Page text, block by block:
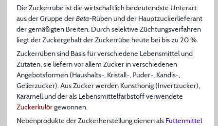
Die Zuckerrübe ist die wirtschaftlich bedeutendste Unterart
aus der Gruppe derBeta-Rüben und der Hauptzuckerlieferant
der gemäßigten Breiten. Durch selektive Züchtungsverfahren
liegt der Zuckergehalt der Zuckerrübe heute bei bis zu 20 %.
Zuckerrüben sind Basis für verschiedene Lebensmittel und
Zutaten, sie liefern vor allem Zucker in verschiedenen
Angebotsformen (Haushalts-, Kristall-, Puder-, Kandis-,
Gelierzucker). Aus Zucker werden Kunsthonig (Invertzucker),
Karamell und der als Lebensmittelfarbstoff verwendete
Zuckerkulörgewonnen.
Nebenprodukte der Zuckerherstellung dienen als Futtermittel